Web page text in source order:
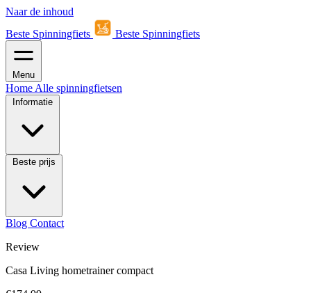
Naar de inhoud
Beste Spinningfiets
Beste Spinningfiets
Menu
Home Alle spinningfietsen
Informatie
Beste prijs
Blog Contact
Review
Casa Living hometrainer compact